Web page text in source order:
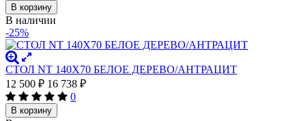
В корзину
В наличии
-25%
СТОЛ NT 140X70 БЕЛОЕ ДЕРЕВО/АНТРАЦИТ
12 500 ₽ 16 738 ₽
0
В корзину